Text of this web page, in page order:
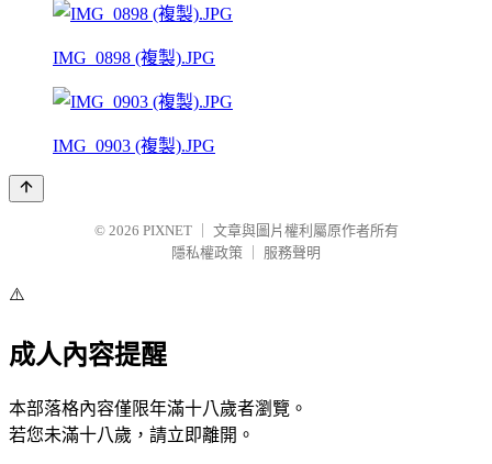
IMG_0898 (複製).JPG
IMG_0903 (複製).JPG
© 2026 PIXNET
文章與圖片權利屬原作者所有
隱私權政策
服務聲明
⚠️
成人內容提醒
本部落格內容僅限年滿十八歲者瀏覽。
若您未滿十八歲，請立即離開。